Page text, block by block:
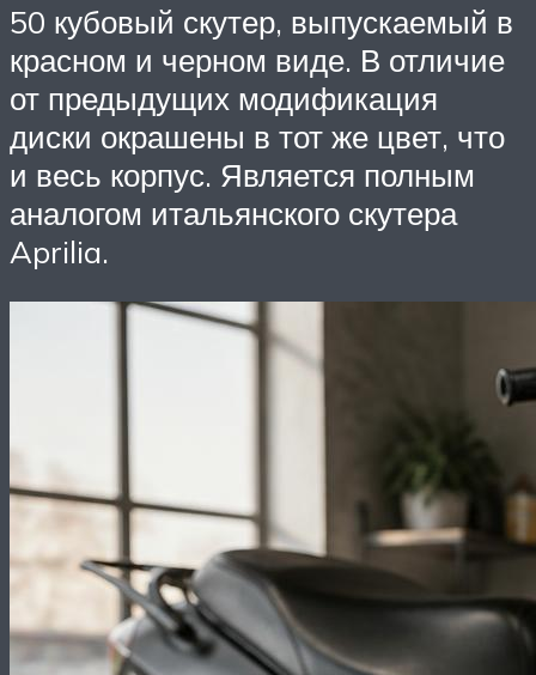
50 кубовый скутер, выпускаемый в
красном и черном виде. В отличие
от предыдущих модификация
диски окрашены в тот же цвет, что
и весь корпус. Является полным
аналогом итальянского скутера
Aprilia.